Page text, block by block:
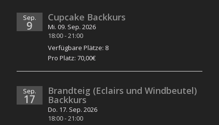
Sep.
9
Cupcake Backkurs
Mi. 09. Sep. 2026
18:00-21:00
Verfügbare Plätze: 8
Pro Platz: 70,00€
Sep.
17
Brandteig (Eclairs und Windbeutel)
Backkurs
Do. 17. Sep. 2026
18:00-21:00